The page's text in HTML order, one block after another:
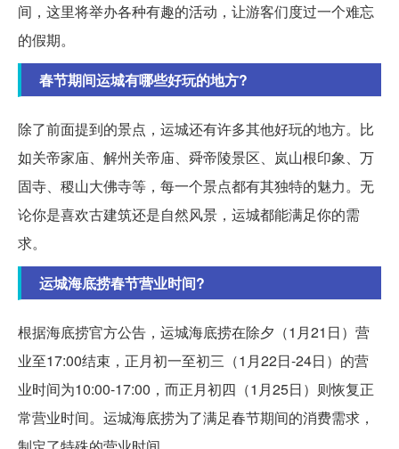
间，这里将举办各种有趣的活动，让游客们度过一个难忘
的假期。
春节期间运城有哪些好玩的地方?
除了前面提到的景点，运城还有许多其他好玩的地方。比
如关帝家庙、解州关帝庙、舜帝陵景区、岚山根印象、万
固寺、稷山大佛寺等，每一个景点都有其独特的魅力。无
论你是喜欢古建筑还是自然风景，运城都能满足你的需
求。
运城海底捞春节营业时间?
根据海底捞官方公告，运城海底捞在除夕（1月21日）营
业至17:00结束，正月初一至初三（1月22日-24日）的营
业时间为10:00-17:00，而正月初四（1月25日）则恢复正
常营业时间。运城海底捞为了满足春节期间的消费需求，